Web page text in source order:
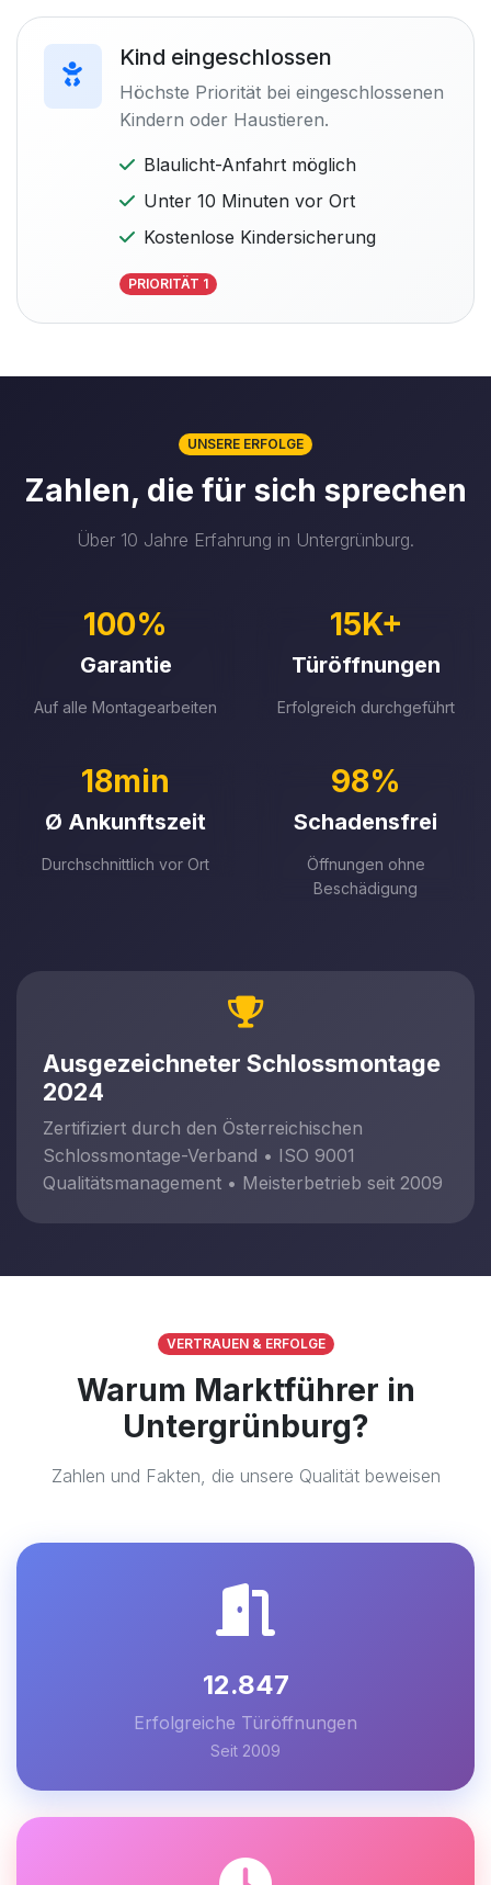
Kind eingeschlossen
Höchste Priorität bei eingeschlossenen
Kindern oder Haustieren.
Blaulicht-Anfahrt möglich
Unter 10 Minuten vor Ort
Kostenlose Kindersicherung
PRIORITÄT 1
UNSERE ERFOLGE
Zahlen, die für sich sprechen
Über 10 Jahre Erfahrung in Untergrünburg.
100%
Garantie
Auf alle Montagearbeiten
15K+
Türöffnungen
Erfolgreich durchgeführt
18min
Ø Ankunftszeit
Durchschnittlich vor Ort
98%
Schadensfrei
Öffnungen ohne
Beschädigung
Ausgezeichneter Schlossmontage
2024
Zertifiziert durch den Österreichischen
Schlossmontage-Verband • ISO 9001
Qualitätsmanagement • Meisterbetrieb seit 2009
VERTRAUEN & ERFOLGE
Warum Marktführer in
Untergrünburg?
Zahlen und Fakten, die unsere Qualität beweisen
12.847
Erfolgreiche Türöffnungen
Seit 2009